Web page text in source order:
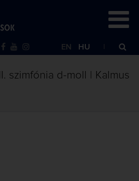
EN HU
szimfónia d-moll | Kalmus